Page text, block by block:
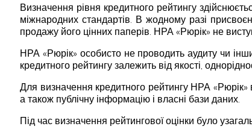
Визначення рівня кредитного рейтингу
міжнародних стандартів. В жодному разі
продажу його цінних паперів. НРА «Рюрік» не
НРА «Рюрік» особисто не проводить аудиту чи
кредитного рейтингу залежить від якості,
Для визначення кредитного рейтингу НРА
а також публічну інформацію і власні бази даних.
Під час визначення рейтингової оцінки було